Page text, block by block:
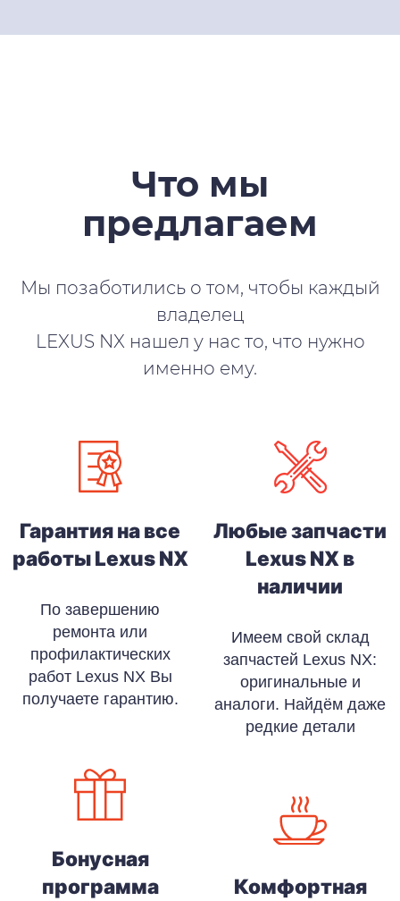
Что мы
предлагаем
Мы позаботились о том, чтобы каждый
владелец
LEXUS NX нашел у нас то, что нужно
именно ему.
Гарантия на все
работы Lexus NX
По завершению
ремонта или
профилактических
работ Lexus NX Вы
получаете гарантию.
Бонусная
программа
Любые запчасти
Lexus NX в
наличии
Имеем свой склад
запчастей Lexus NX:
оригинальные и
аналоги. Найдём даже
редкие детали
Комфортная